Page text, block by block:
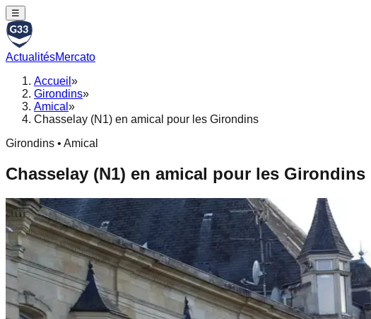
☰
ActualitésMercato
Accueil »
Girondins»
Amical »
Chasselay (N1) en amical pour les Girondins
Girondins • Amical
Chasselay (N1) en amical pour les Girondins